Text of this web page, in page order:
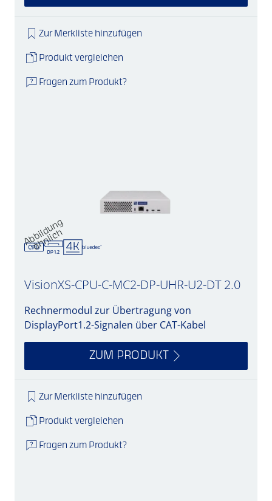
Zur Merkliste hinzufügen
Produkt vergleichen
Fragen zum Produkt?
A
b
bil
d
u
n
g
ä
h
nli
c
h
VisionXS-CPU-C-MC2-DP-UHR-U2-DT 2.0
Rechnermodul zur Übertragung von
DisplayPort1.2-Signalen über CAT-Kabel
ZUM PRODUKT
Zur Merkliste hinzufügen
Produkt vergleichen
Fragen zum Produkt?